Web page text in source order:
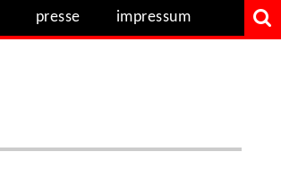
presse impressum